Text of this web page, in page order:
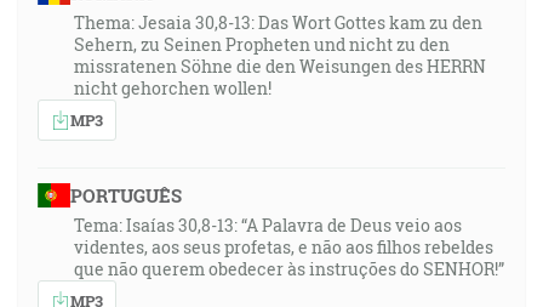
Thema: Jesaia 30,8-13: Das Wort Gottes kam zu den
Sehern, zu Seinen Propheten und nicht zu den
missratenen Söhne die den Weisungen des HERRN
nicht gehorchen wollen!
MP3
PORTUGUÊS
Tema: Isaías 30,8-13: “A Palavra de Deus veio aos
videntes, aos seus profetas, e não aos filhos rebeldes
que não querem obedecer às instruções do SENHOR!”
MP3